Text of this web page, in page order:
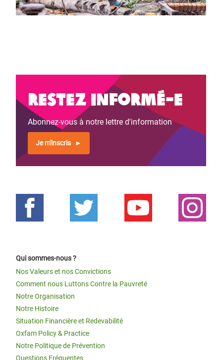
Restez informé-e
Abonnez-vous à notre lettre d'information
Je m'inscris
Qui sommes-nous ?
Nos Valeurs et nos Convictions
Comment nous Luttons Contre la Pauvreté
Notre Organisation
Notre Histoire
Situation Financière et Redevabilité
Oxfam Policy & Practice
Notre Politique de Prévention
Questions Fréquentes